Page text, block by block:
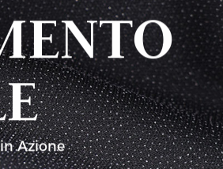
Azione